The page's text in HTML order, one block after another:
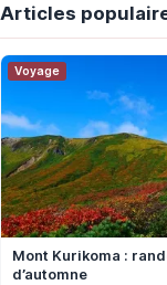
Articles
Voyage
Mont Kurikoma :
d’automne